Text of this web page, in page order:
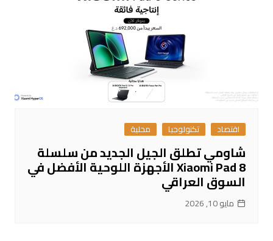
اقتصاد تكنولوجيا محلية
شاومي تطلق الجيل الجديد من سلسلة
Xiaomi Pad 8 الأجهزة اللوحية الأفضل في
السوق العراقي
مايو 10, 2026